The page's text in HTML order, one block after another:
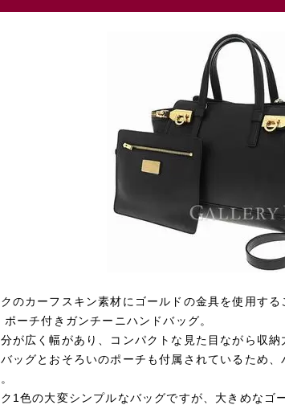
のカーフスキン素材にゴールドの金具を使用す
ポーチ付きガンチーニハンドバッグ。
が広く幅があり、コンパクトな見た目ながら収納
ッグとおそろいのポーチも付属されているため
1色の大変シンプルなバッグですが、大きめなゴ